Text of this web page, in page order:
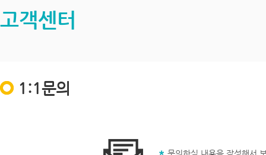
고객센터
1:1문의